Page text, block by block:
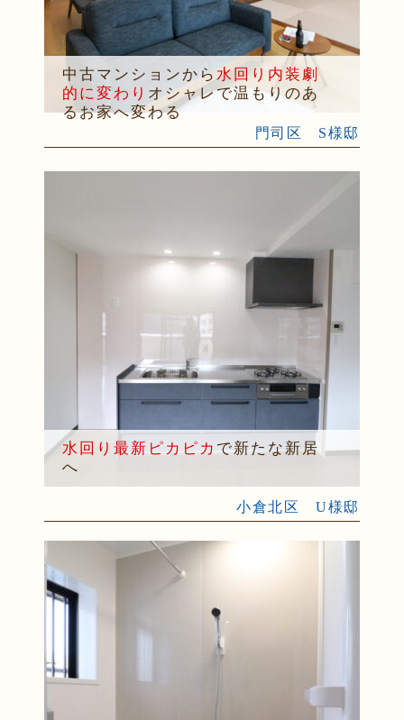
中古マンションから 水回り内装劇
的に変わり オシャレで温もりのあ
るお家へ変わる
門司区 S様邸
水回り最新ピカピカ で新たな新居
へ
小倉北区 U様邸